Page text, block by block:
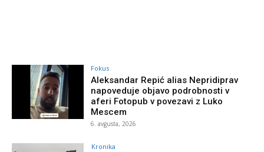
Fokus
Aleksandar Repić alias Nepridiprav
napoveduje objavo podrobnosti v
aferi Fotopub v povezavi z Luko
Mescem
6. avgusta, 2026
Kronika